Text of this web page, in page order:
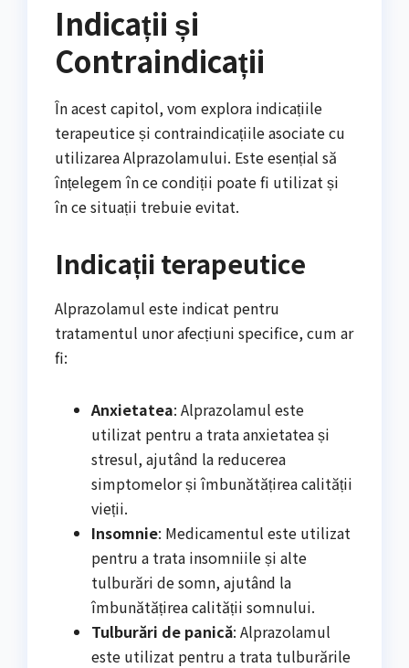
Indicații și
Contraindicații
În acest capitol, vom explora indicațiile
terapeutice și contraindicațiile asociate cu
utilizarea Alprazolamului. Este esențial să
înțelegem în ce condiții poate fi utilizat și
în ce situații trebuie evitat.
Indicații terapeutice
Alprazolamul este indicat pentru
tratamentul unor afecțiuni specifice, cum ar
fi:
Anxietatea: Alprazolamul este
utilizat pentru a trata anxietatea și
stresul, ajutând la reducerea
simptomelor și îmbunătățirea calității
vieții.
Insomnie: Medicamentul este utilizat
pentru a trata insomniile și alte
tulburări de somn, ajutând la
îmbunătățirea calității somnului.
Tulburări de panică: Alprazolamul
este utilizat pentru a trata tulburările